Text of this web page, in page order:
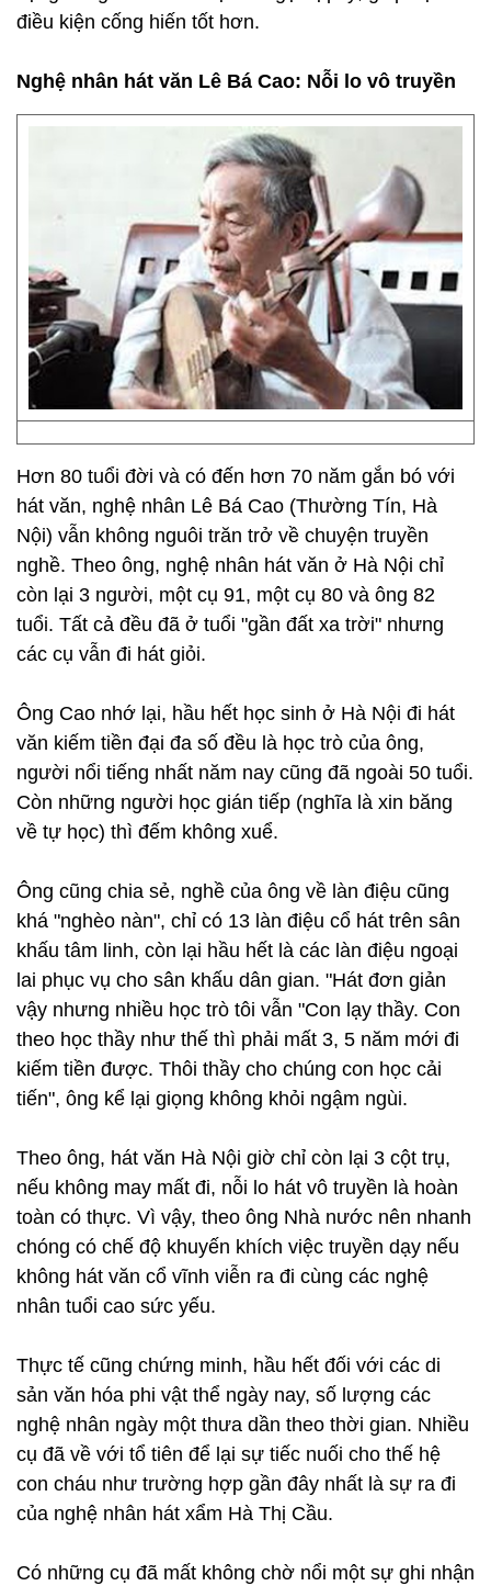
điều kiện cống hiến tốt hơn.
Nghệ nhân hát văn Lê Bá Cao: Nỗi lo vô truyền
Hơn 80 tuổi đời và có đến hơn 70 năm gắn bó với
hát văn, nghệ nhân Lê Bá Cao (Thường Tín, Hà
Nội) vẫn không nguôi trăn trở về chuyện truyền
nghề. Theo ông, nghệ nhân hát văn ở Hà Nội chỉ
còn lại 3 người, một cụ 91, một cụ 80 và ông 82
tuổi. Tất cả đều đã ở tuổi "gần đất xa trời" nhưng
các cụ vẫn đi hát giỏi.
Ông Cao nhớ lại, hầu hết học sinh ở Hà Nội đi hát
văn kiếm tiền đại đa số đều là học trò của ông,
người nổi tiếng nhất năm nay cũng đã ngoài 50 tuổi.
Còn những người học gián tiếp (nghĩa là xin băng
về tự học) thì đếm không xuể.
Ông cũng chia sẻ, nghề của ông về làn điệu cũng
khá "nghèo nàn", chỉ có 13 làn điệu cổ hát trên sân
khấu tâm linh, còn lại hầu hết là các làn điệu ngoại
lai phục vụ cho sân khấu dân gian. "Hát đơn giản
vậy nhưng nhiều học trò tôi vẫn "Con lạy thầy. Con
theo học thầy như thế thì phải mất 3, 5 năm mới đi
kiếm tiền được. Thôi thầy cho chúng con học cải
tiến", ông kể lại giọng không khỏi ngậm ngùi.
Theo ông, hát văn Hà Nội giờ chỉ còn lại 3 cột trụ,
nếu không may mất đi, nỗi lo hát vô truyền là hoàn
toàn có thực. Vì vậy, theo ông Nhà nước nên nhanh
chóng có chế độ khuyến khích việc truyền dạy nếu
không hát văn cổ vĩnh viễn ra đi cùng các nghệ
nhân tuổi cao sức yếu.
Thực tế cũng chứng minh, hầu hết đối với các di
sản văn hóa phi vật thể ngày nay, số lượng các
nghệ nhân ngày một thưa dần theo thời gian. Nhiều
cụ đã về với tổ tiên để lại sự tiếc nuối cho thế hệ
con cháu như trường hợp gần đây nhất là sự ra đi
của nghệ nhân hát xẩm Hà Thị Cầu.
Có những cụ đã mất không chờ nổi một sự ghi nhận